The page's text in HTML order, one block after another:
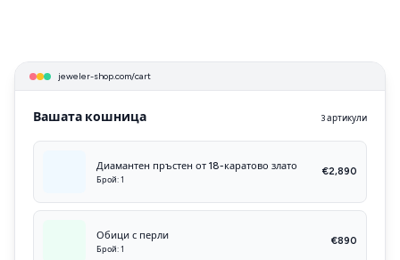
jeweler-shop.com/cart
Вашата кошница 3 артикули
Диамантен пръстен от 18-каратово злато
Брой: 1
€2,890
Обици с перли
Брой: 1
€890